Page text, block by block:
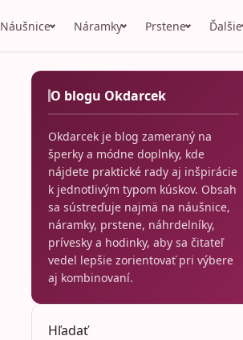
Náušnice Náramky Prstene Ďalšie
O blogu Okdarcek
Okdarcek je blog zameraný na
šperky a módne doplnky, kde
nájdete praktické rady aj inšpirácie
k jednotlivým typom kúskov. Obsah
sa sústreďuje najmä na náušnice,
náramky, prstene, náhrdelníky,
prívesky a hodinky, aby sa čitateľ
vedel lepšie zorientovať pri výbere
aj kombinovaní.
Hľadať